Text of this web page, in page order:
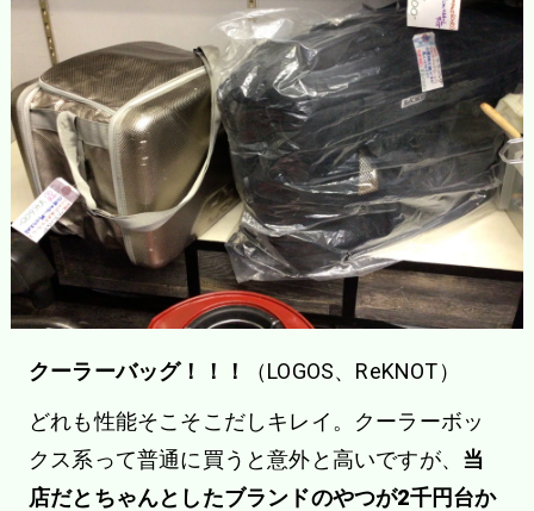
クーラーバッグ！！！
（LOGOS、ReKNOT）
どれも性能そこそこだしキレイ。クーラーボッ
クス系って普通に買うと意外と高いですが、 当
店だとちゃんとしたブランドのやつが2千円台か